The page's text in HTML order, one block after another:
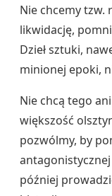
Nie chcemy tzw.
likwidację,
Dzieł sztuki,
minionej epoki,
Nie chcą tego
większość
pozwólmy, by
później